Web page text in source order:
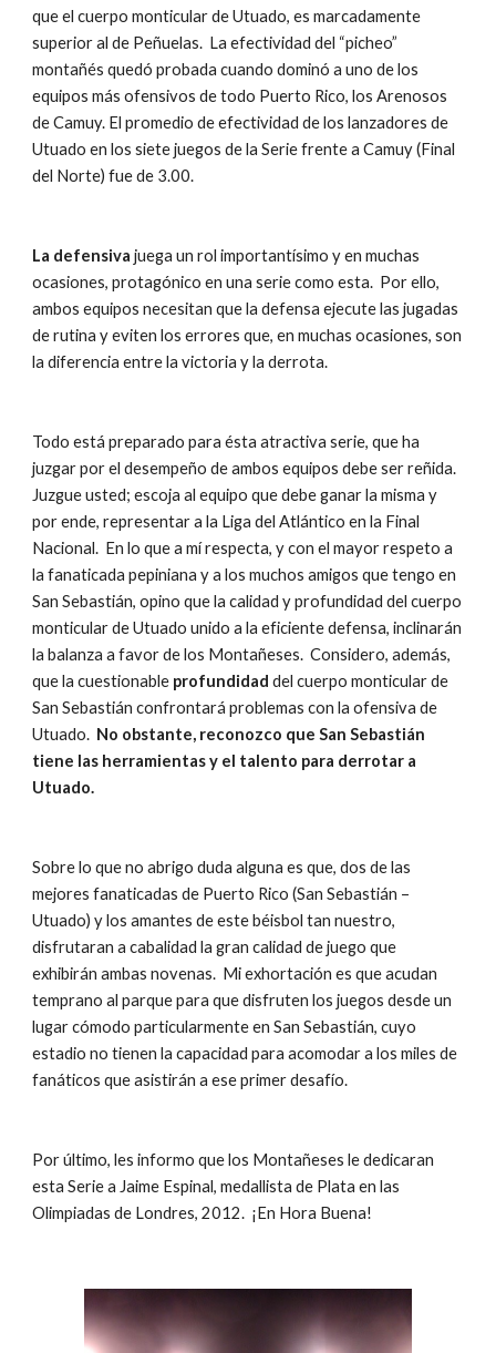
que el cuerpo monticular de Utuado, es marcadamente
superior al de Peñuelas.  La efectividad del “picheo”
montañés quedó probada cuando dominó a uno de los
equipos más ofensivos de todo Puerto Rico, los Arenosos
de Camuy. El promedio de efectividad de los lanzadores de
Utuado en los siete juegos de la Serie frente a Camuy (Final
del Norte) fue de 3.00.
La defensiva juega un rol importantísimo y en muchas
ocasiones, protagónico en una serie como esta.  Por ello,
ambos equipos necesitan que la defensa ejecute las jugadas
de rutina y eviten los errores que, en muchas ocasiones, son
la diferencia entre la victoria y la derrota.
Todo está preparado para ésta atractiva serie, que ha
juzgar por el desempeño de ambos equipos debe ser reñida.
Juzgue usted; escoja al equipo que debe ganar la misma y
por ende, representar a la Liga del Atlántico en la Final
Nacional.  En lo que a mí respecta, y con el mayor respeto a
la fanaticada pepiniana y a los muchos amigos que tengo en
San Sebastián, opino que la calidad y profundidad del cuerpo
monticular de Utuado unido a la eficiente defensa, inclinarán
la balanza a favor de los Montañeses.  Considero, además,
que la cuestionable profundidad del cuerpo monticular de
San Sebastián confrontará problemas con la ofensiva de
Utuado. No obstante, reconozco que San Sebastián
tiene las herramientas y el talento para derrotar a
Utuado.
Sobre lo que no abrigo duda alguna es que, dos de las
mejores fanaticadas de Puerto Rico (San Sebastián –
Utuado) y los amantes de este béisbol tan nuestro,
disfrutaran a cabalidad la gran calidad de juego que
exhibirán ambas novenas.  Mi exhortación es que acudan
temprano al parque para que disfruten los juegos desde un
lugar cómodo particularmente en San Sebastián, cuyo
estadio no tienen la capacidad para acomodar a los miles de
fanáticos que asistirán a ese primer desafío.
Por último, les informo que los Montañeses le dedicaran
esta Serie a Jaime Espinal, medallista de Plata en las
Olimpiadas de Londres, 2012.  ¡En Hora Buena!